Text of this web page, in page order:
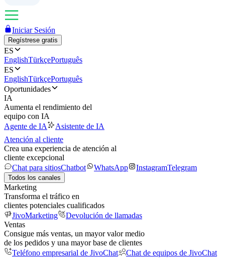
Iniciar Sesión
Regístrese gratis
ES
EnglishTürkçePortuguês
ES
EnglishTürkçePortuguês
Oportunidades
IA
Aumenta el rendimiento del
equipo con IA
Agente de IA
Asistente de IA
Atención al cliente
Crea una experiencia de atención al
cliente excepcional
Chat para sitiosChatbot WhatsApp InstagramTelegram
Todos los canales
Marketing
Transforma el tráfico en
clientes potenciales cualificados
JivoMarketing
Devolución de llamadas
Ventas
Consigue más ventas, un mayor valor medio
de los pedidos y una mayor base de clientes
Teléfono empresarial de JivoChat
Chat de equipos de JivoChat